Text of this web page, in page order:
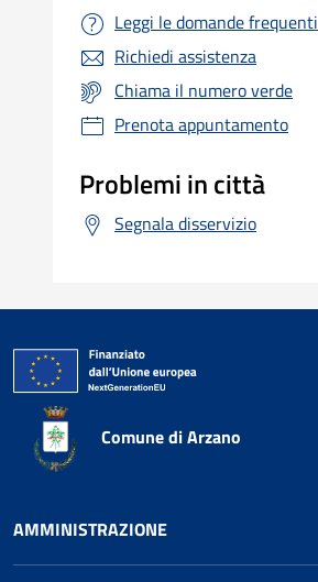
Leggi le domande frequenti
Richiedi assistenza
Chiama il numero verde
Prenota appuntamento
Problemi in città
Segnala disservizio
Comune di Arzano
AMMINISTRAZIONE